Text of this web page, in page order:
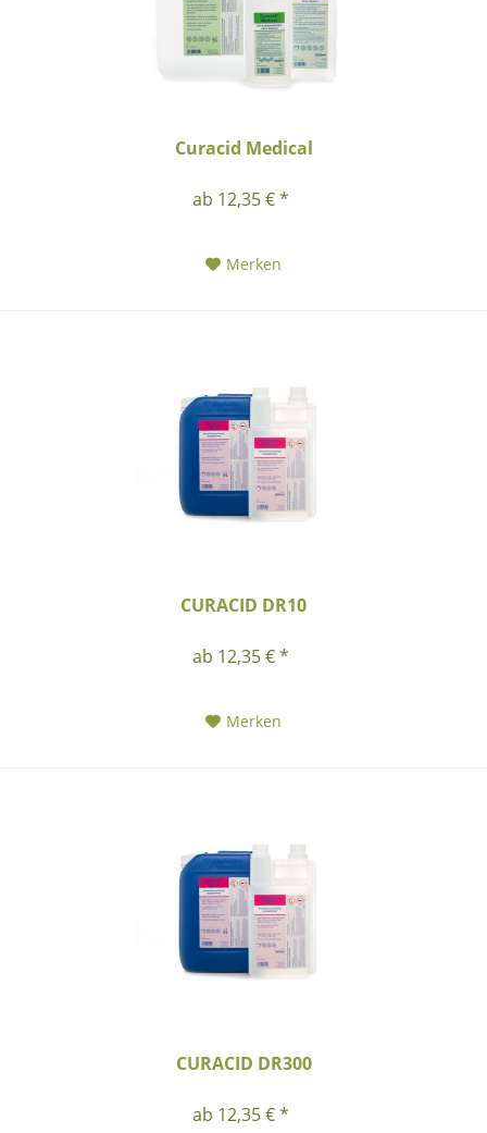
Curacid Medical
ab 12,35 € *
Merken
CURACID DR10
ab 12,35 € *
Merken
CURACID DR300
ab 12,35 € *